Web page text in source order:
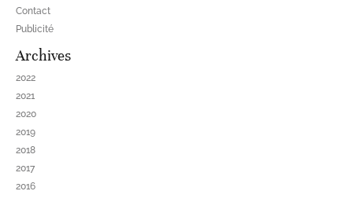
Contact
Publicité
Archives
2022
2021
2020
2019
2018
2017
2016